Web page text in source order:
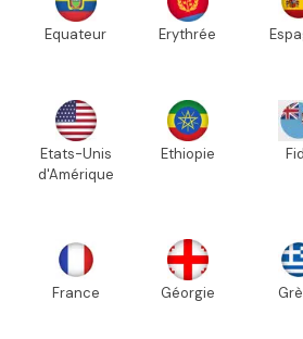
Equateur Erythrée
Etats-Unis
d'Amérique
Ethiopie
France Géorgie